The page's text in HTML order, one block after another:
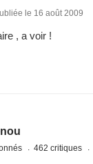
le 16 août 2009
, a voir !
462 critiques